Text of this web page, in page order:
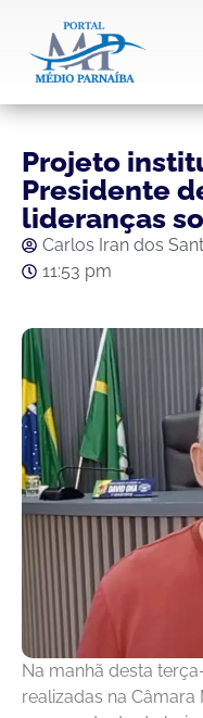
Projeto
Presidente
lideranças
Carlos Iran dos
11:53 pm
Na manhã desta
realizadas na